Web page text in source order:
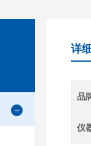
详
品
仪